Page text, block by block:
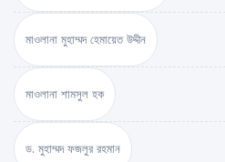
মাওলানা মুহাম্মদ হেমায়েত উদ্দীন
মাওলানা শামসুল হক
ড. মুহাম্মদ ফজলুর রহমান